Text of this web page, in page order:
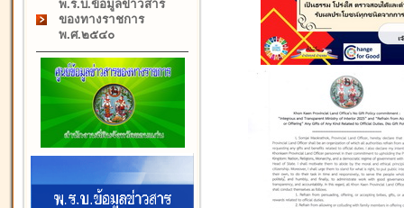
พ.ร.บ.ข้อมูลข่าวสาร
ของทางราชการ
พ.ศ.๒๕๔๐